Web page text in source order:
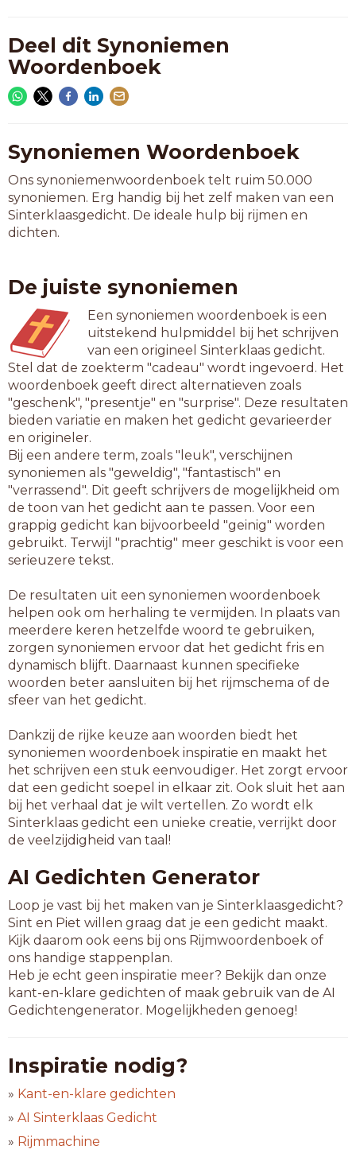
Deel dit Synoniemen
Woordenboek
Synoniemen Woordenboek
Ons synoniemenwoordenboek telt ruim 50.000
synoniemen. Erg handig bij het zelf maken van een
Sinterklaasgedicht. De ideale hulp bij rijmen en
dichten.
De juiste synoniemen
Een synoniemen woordenboek is een
uitstekend hulpmiddel bij het schrijven
van een origineel Sinterklaas gedicht.
Stel dat de zoekterm "cadeau" wordt ingevoerd. Het
woordenboek geeft direct alternatieven zoals
"geschenk", "presentje" en "surprise". Deze resultaten
bieden variatie en maken het gedicht gevarieerder
en origineler.
Bij een andere term, zoals "leuk", verschijnen
synoniemen als "geweldig", "fantastisch" en
"verrassend". Dit geeft schrijvers de mogelijkheid om
de toon van het gedicht aan te passen. Voor een
grappig gedicht kan bijvoorbeeld "geinig" worden
gebruikt. Terwijl "prachtig" meer geschikt is voor een
serieuzere tekst.
De resultaten uit een synoniemen woordenboek
helpen ook om herhaling te vermijden. In plaats van
meerdere keren hetzelfde woord te gebruiken,
zorgen synoniemen ervoor dat het gedicht fris en
dynamisch blijft. Daarnaast kunnen specifieke
woorden beter aansluiten bij het rijmschema of de
sfeer van het gedicht.
Dankzij de rijke keuze aan woorden biedt het
synoniemen woordenboek inspiratie en maakt het
het schrijven een stuk eenvoudiger. Het zorgt ervoor
dat een gedicht soepel in elkaar zit. Ook sluit het aan
bij het verhaal dat je wilt vertellen. Zo wordt elk
Sinterklaas gedicht een unieke creatie, verrijkt door
de veelzijdigheid van taal!
AI Gedichten Generator
Loop je vast bij het maken van je Sinterklaasgedicht?
Sint en Piet willen graag dat je een gedicht maakt.
Kijk daarom ook eens bij ons Rijmwoordenboek of
ons handige stappenplan.
Heb je echt geen inspiratie meer? Bekijk dan onze
kant-en-klare gedichten of maak gebruik van de AI
Gedichtengenerator. Mogelijkheden genoeg!
Inspiratie nodig?
» Kant-en-klare gedichten
» AI Sinterklaas Gedicht
» Rijmmachine